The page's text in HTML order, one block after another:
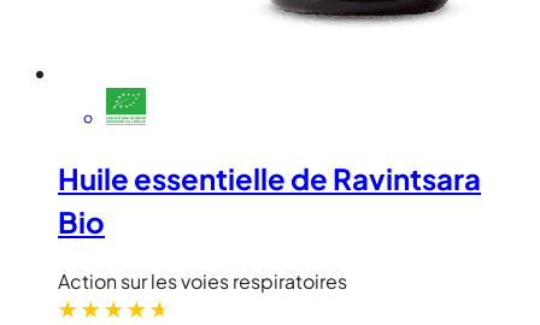
Huile essentielle de Ravintsara
Bio
Action sur les voies respiratoires